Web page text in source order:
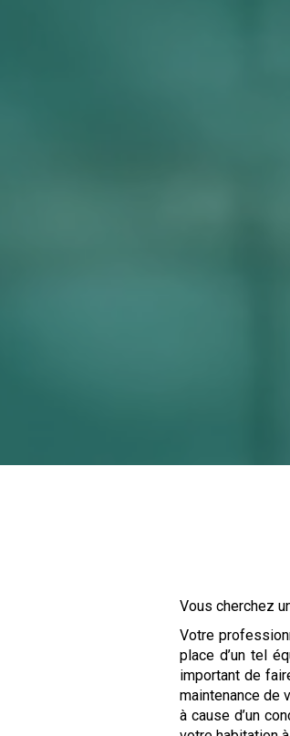
Vous cherchez
Votre
place d’un tel
important de
maintenance de
à cause d’un